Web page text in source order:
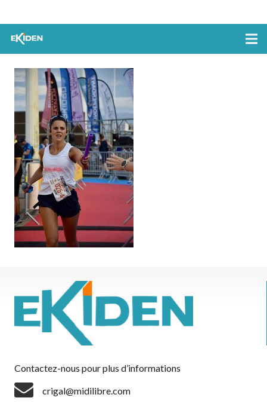
Contactez-nous pour plus d’informations
crigal@midilibre.com